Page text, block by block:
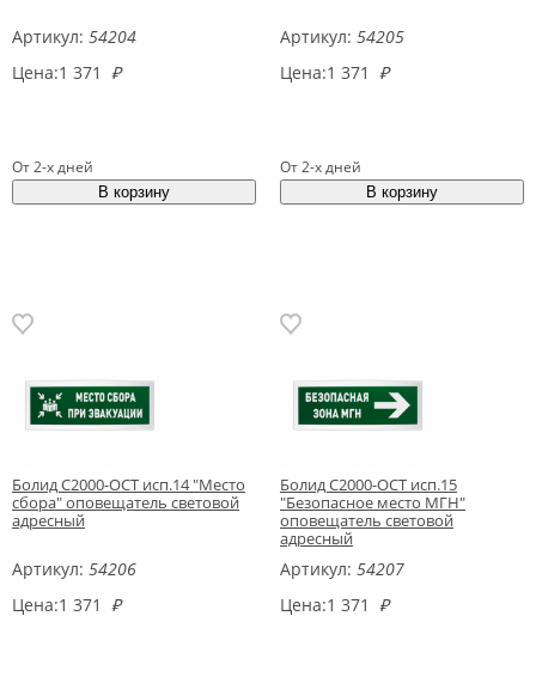
Артикул: 54204
Цена:1 371 ₽
От 2-х дней
Артикул: 54205
Цена:1 371 ₽
От 2-х дней
Болид С2000-ОСТ исп.14 "Место
сбора" оповещатель световой
адресный
Артикул: 54206
Цена:1 371 ₽
Болид С2000-ОСТ исп.15
"Безопасное место МГН"
оповещатель световой
адресный
Артикул: 54207
Цена:1 371 ₽